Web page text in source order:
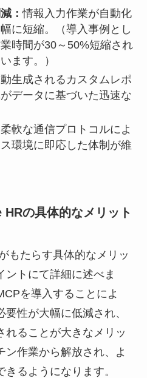
：情報入力作業が自動化
に短縮。（導入事例とし
時間が30～50%短縮され
ます。）
生成されるカスタムレポ
データに基づいた迅速な
柔軟な通信プロトコルによ
環境に即応した体制が維
の具体的なメリット
もたらす具体的なメリッ
ントにて詳細に述べま
を導入することによ
性が大幅に低減され、
れることが大きなメリッ
ン作業から解放され、よ
るようになります。